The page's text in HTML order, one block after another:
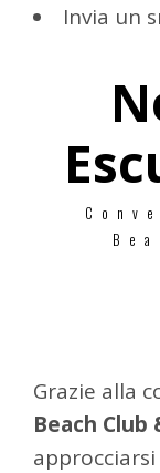
Invia un
Grazie alla
Beach Club